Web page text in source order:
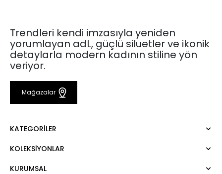
Trendleri kendi imzasıyla yeniden
yorumlayan adL, güçlü siluetler ve ikonik
detaylarla modern kadının stiline yön
veriyor.
Mağazalar
KATEGORILER
Elbise
KOLEKSIYONLAR
Mert Aslan
KURUMSAL